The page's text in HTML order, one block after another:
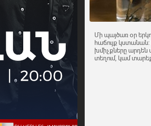
Մի պայծառ օր
հաճույք
խմիչքները արդեն
տեղում, կամ